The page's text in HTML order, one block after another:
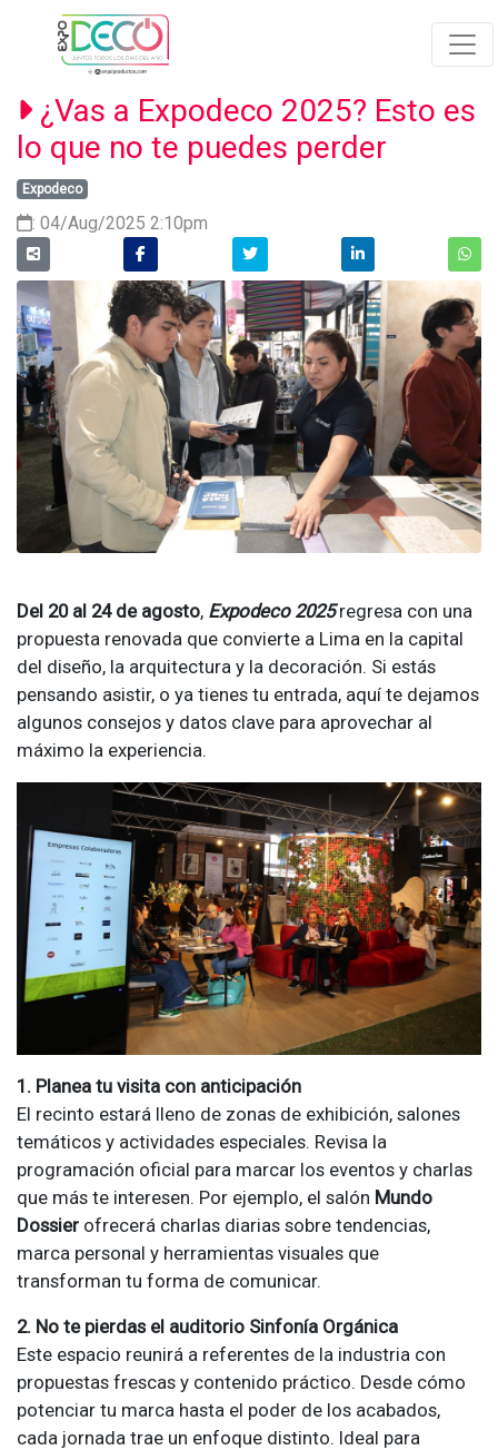
¿Vas a Expodeco 2025? Esto es
lo que no te puedes perder
Expodeco
: 04/Aug/2025 2:10pm
Del 20 al 24 de agosto, Expodeco 2025 regresa con una
propuesta renovada que convierte a Lima en la capital
del diseño, la arquitectura y la decoración. Si estás
pensando asistir, o ya tienes tu entrada, aquí te dejamos
algunos consejos y datos clave para aprovechar al
máximo la experiencia.
1. Planea tu visita con anticipación
El recinto estará lleno de zonas de exhibición, salones
temáticos y actividades especiales. Revisa la
programación oficial para marcar los eventos y charlas
que más te interesen. Por ejemplo, el salón Mundo
Dossier ofrecerá charlas diarias sobre tendencias,
marca personal y herramientas visuales que
transforman tu forma de comunicar.
2. No te pierdas el auditorio Sinfonía Orgánica
Este espacio reunirá a referentes de la industria con
propuestas frescas y contenido práctico. Desde cómo
potenciar tu marca hasta el poder de los acabados,
cada jornada trae un enfoque distinto. Ideal para